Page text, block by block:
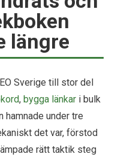
längre
Sverige till stor del
, bygga länkar i bulk
under tre
det var, förstod
rätt taktik steg